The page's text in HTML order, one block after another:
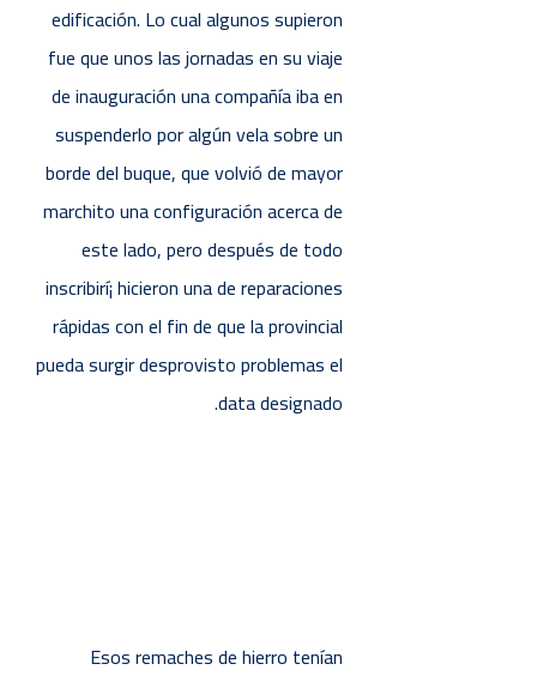
edificación. Lo cual algunos supieron
fue que unos las jornadas en su viaje
de inauguración una compañía iba en
suspenderlo por algún vela sobre un
borde del buque, que volvió de mayor
marchito una configuración acerca de
este lado, pero después de todo
inscribirí¡ hicieron una de reparaciones
rápidas con el fin de que la provincial
pueda surgir desprovisto problemas el
data designado.
Esos remaches de hierro tenían